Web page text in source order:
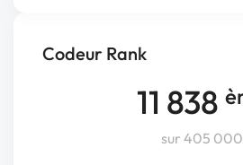
Codeur Rank
11 838
sur 405 000